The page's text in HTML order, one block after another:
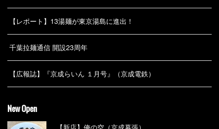
【レポート】13湯麺が東京湯島に進出！
千葉拉麺通信 開設23周年
【広報誌】『京成らいん １月号』（京成電鉄）
New Open
【新店】俺の空（京成幕張）